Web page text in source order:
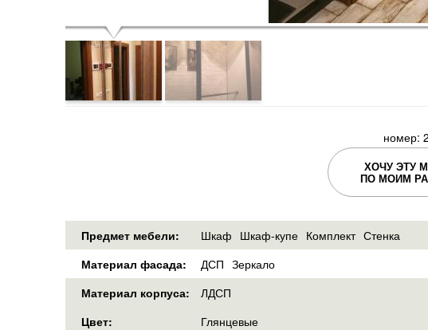
номер:
ХОЧУ ЭТУ
ПО МОИМ
Предмет мебели: Шкаф Шкаф-купе Комплект Стенка
Материал фасада:
ДСП Зеркало
Материал корпуса:
ЛДСП
Цвет:
Глянцевые